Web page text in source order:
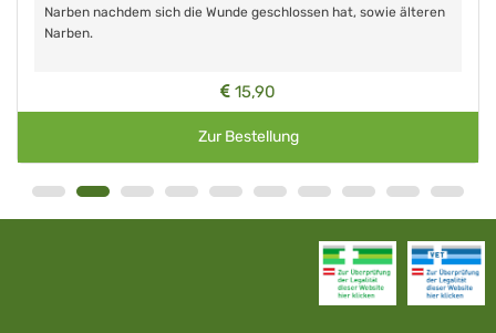
Narben nachdem sich die Wunde geschlossen hat, sowie älteren
Narben.
15,90
Zur Bestellung